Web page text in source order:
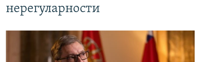
нерегуларности